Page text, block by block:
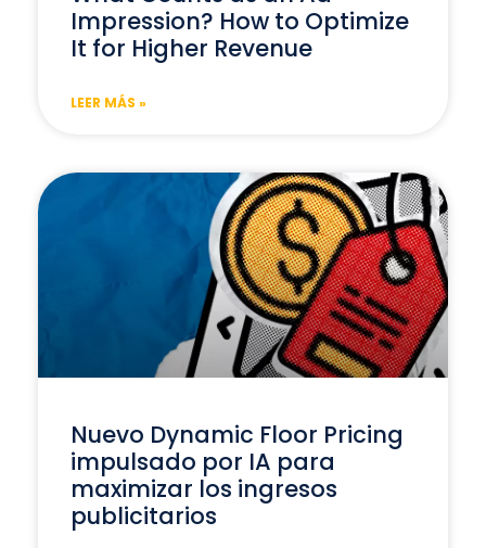
Impression? How to Optimize
It for Higher Revenue
LEER MÁS »
Nuevo Dynamic Floor Pricing
impulsado por IA para
maximizar los ingresos
publicitarios